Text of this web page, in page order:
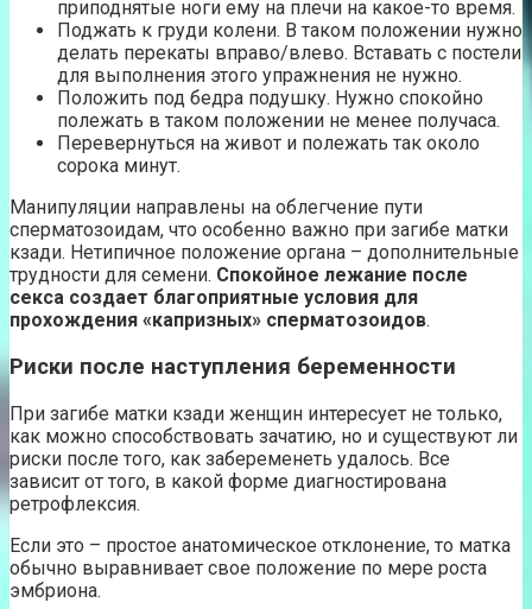
приподнятые ноги ему на плечи на какое-то время.
Поджать к груди колени. В таком положении нужно
делать перекаты вправо/влево. Вставать с постели
для выполнения этого упражнения не нужно.
Положить под бедра подушку. Нужно спокойно
полежать в таком положении не менее получаса.
Перевернуться на живот и полежать так около
сорока минут.
Манипуляции направлены на облегчение пути
сперматозоидам, что особенно важно при загибе матки
кзади. Нетипичное положение органа – дополнительные
трудности для семени. Спокойное лежание после
секса создает благоприятные условия для
прохождения «капризных» сперматозоидов.
Риски после наступления беременности
При загибе матки кзади женщин интересует не только,
как можно способствовать зачатию, но и существуют ли
риски после того, как забеременеть удалось. Все
зависит от того, в какой форме диагностирована
ретрофлексия.
Если это – простое анатомическое отклонение, то матка
обычно выравнивает свое положение по мере роста
эмбриона.